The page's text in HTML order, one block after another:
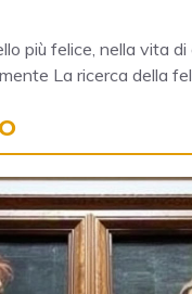
più felice, nella vita
La ricerca della